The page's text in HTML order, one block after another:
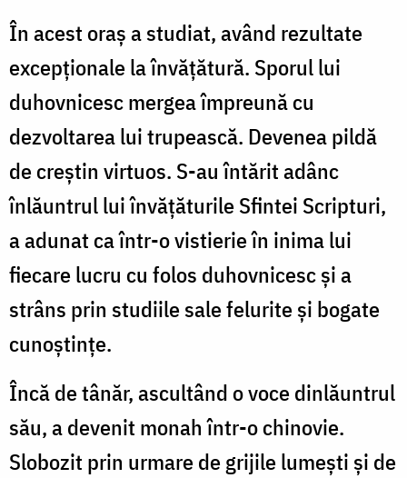
În acest oraș a studiat, având rezultate
excepționale la învățătură. Sporul lui
duhovnicesc mergea împreună cu
dezvoltarea lui trupească. Devenea pildă
de creștin virtuos. S-au întărit adânc
înlăuntrul lui învățăturile Sfintei Scripturi,
a adunat ca într-o vistierie în inima lui
fiecare lucru cu folos duhovnicesc și a
strâns prin studiile sale felurite și bogate
cunoștințe.
Încă de tânăr, ascultând o voce dinlăuntrul
său, a devenit monah într-o chinovie.
Slobozit prin urmare de grijile lumești și de